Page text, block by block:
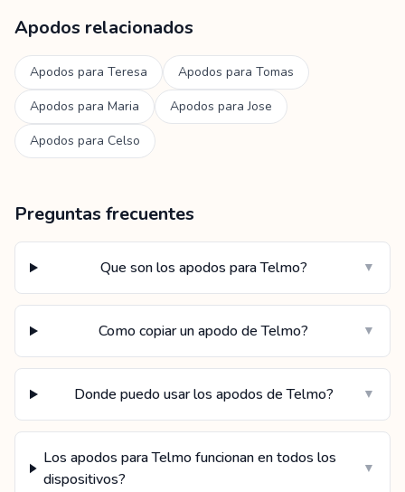
Apodos relacionados
Apodos para Teresa Apodos para Tomas
Apodos para Maria Apodos paraJose
Apodos para Celso
Preguntas frecuentes
Que son los apodos para Telmo? ▼
Como copiar un apodo de Telmo? ▼
Donde puedo usar los apodos de Telmo? ▼
Los apodos para Telmo funcionan en todos los
dispositivos?
▼